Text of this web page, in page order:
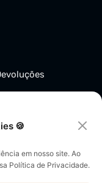
🍪
em nosso site. Ao
Política de Privacidade.